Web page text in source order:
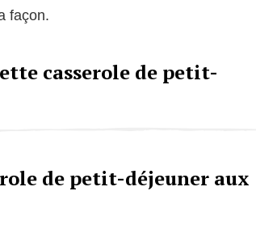
façon.
casserole de petit-
de petit-déjeuner aux